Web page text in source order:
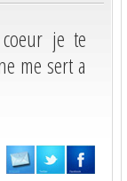
je te
me sert a